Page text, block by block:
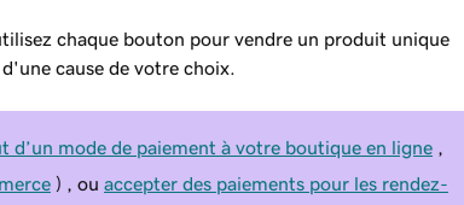
chaque bouton pour vendre un produit unique
cause de votre choix.
d’un mode de paiement à votre boutique en ligne
) , ou accepter des paiements pour les rendez-